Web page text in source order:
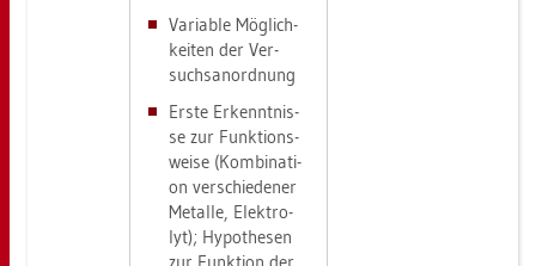
Va­ria­ble Mög­lich­
kei­ten der Ver­
suchs­an­ord­nung
Erste Er­kennt­nis­
se zur Funk­ti­ons­
wei­se (Kom­bi­na­ti­
on ver­schie­de­ner
Me­tal­le, Elek­tro­
lyt); Hy­po­the­sen